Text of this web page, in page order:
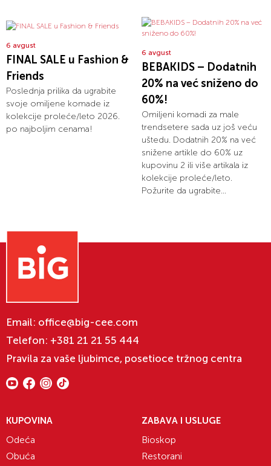
6 avgust
FINAL SALE u Fashion &
Friends
Poslednja prilika da ugrabite
svoje omiljene komade iz
kolekcije proleće/leto 2026.
po najboljim cenama!
6 avgust
BEBAKIDS – Dodatnih
20% na već sniženo do
60%!
Omiljeni komadi za male
trendsetere sada uz još veću
uštedu. Dodatnih 20% na već
snižene artikle do 60% uz
kupovinu 2 ili više artikala iz
kolekcije proleće/leto.
Požurite da ugrabite...
Email: office@big-cee.com
Telefon: +381 21 21 55 444
Pravila za vaše ljubimce, posetioce tržnog centra
KUPOVINA
Odeća
Obuća
ZABAVA I USLUGE
Bioskop
Restorani